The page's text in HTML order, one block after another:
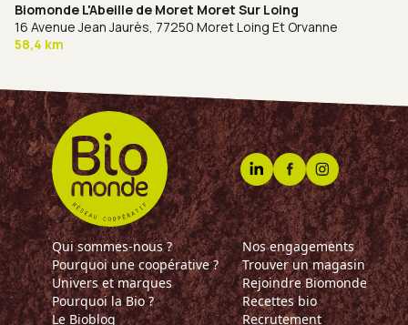
Biomonde L'Abeille de Moret Moret Sur Loing
16 Avenue Jean Jaurès, 77250 Moret Loing Et Orvanne
58,4 km
Qui sommes-nous ?
Nos engagements
Pourquoi une coopérative ?
Trouver un magasin
Univers et marques
Rejoindre Biomonde
Pourquoi la Bio ?
Recettes bio
Le Bioblog
Recrutement